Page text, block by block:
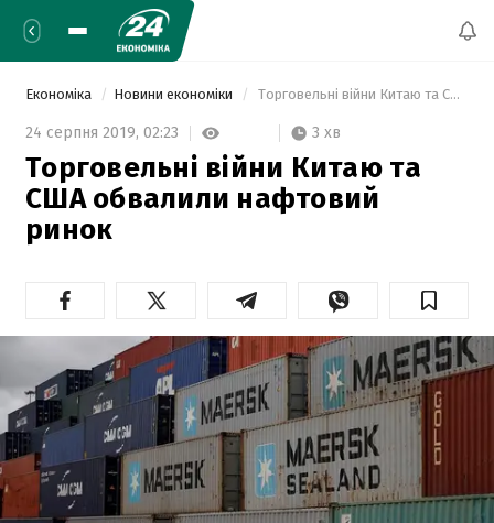
Економіка Новини економіки Торговельні війни Китаю та США обвалили нафтовий ринок
24 серпня 2019, 02:23 3 хв
Торговельні війни Китаю та
США обвалили нафтовий
ринок